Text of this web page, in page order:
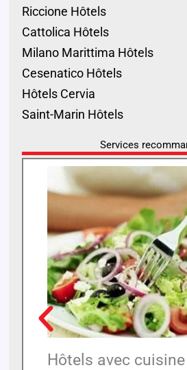
Riccione Hôtels
Cattolica Hôtels
Milano Marittima Hôtels
Cesenatico Hôtels
Hôtels Cervia
Saint-Marin Hôtels
Services
Hôtels avec